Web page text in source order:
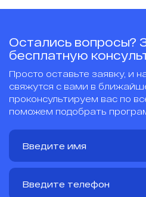
Остались вопросы?
бесплатную
Просто оставьте заявку, и
свяжутся с вами в
проконсультируем вас по
поможем подобрать